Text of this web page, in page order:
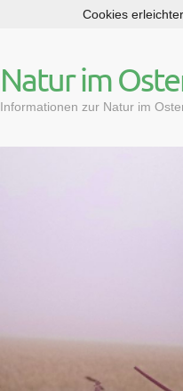
p
t
c
Natur im
Informationen zur Natur im
Cookies